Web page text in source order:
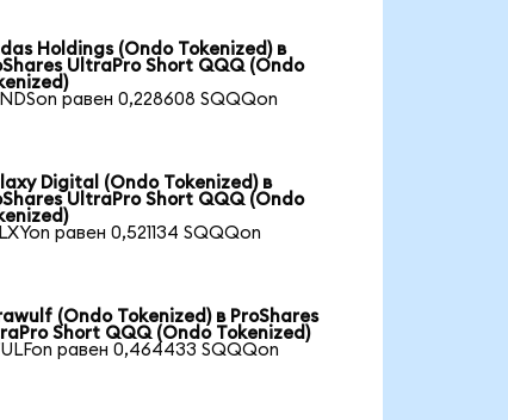
Holdings (Ondo Tokenized) в
UltraPro Short QQQ (Ondo
равен 0,228608 SQQQon
Digital (Ondo Tokenized) в
UltraPro Short QQQ (Ondo
равен 0,521134 SQQQon
(Ondo Tokenized) в ProShares
Short QQQ (Ondo Tokenized)
равен 0,464433 SQQQon